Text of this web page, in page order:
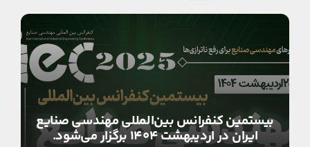
بیستمین کنفرانس بین‌المللی مهندسی صنایع
ایران در اردیبهشت ۱۴۰۴ برگزار می‌شود.